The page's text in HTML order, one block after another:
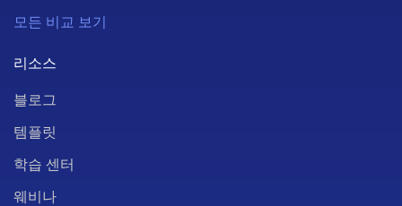
모든 비교 보기
리소스
블로그
템플릿
학습 센터
웨비나